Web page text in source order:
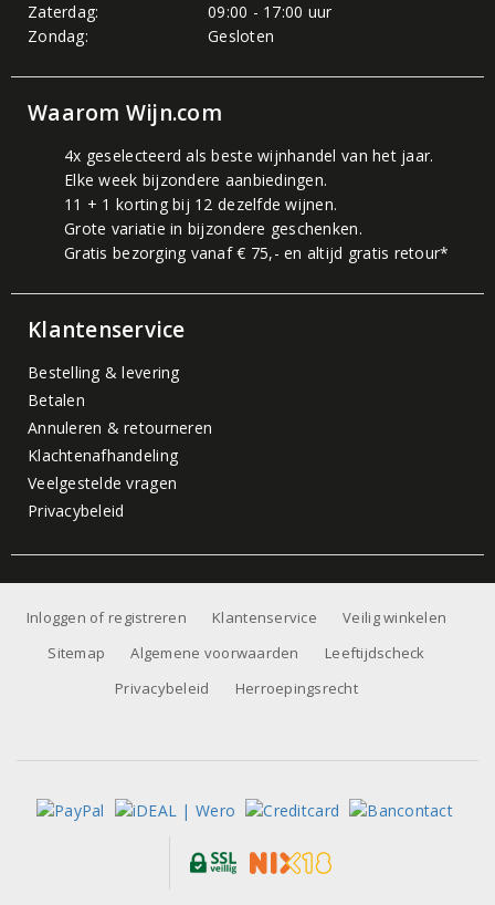
Zaterdag:
09:00 - 17:00 uur
Zondag:
Gesloten
Waarom Wijn.com
4x geselecteerd als beste wijnhandel van het jaar.
Elke week bijzondere aanbiedingen.
11 + 1 korting bij 12 dezelfde wijnen.
Grote variatie in bijzondere geschenken.
Gratis bezorging vanaf € 75,- en altijd gratis retour*
Klantenservice
Bestelling & levering
Betalen
Annuleren & retourneren
Klachtenafhandeling
Veelgestelde vragen
Privacybeleid
Inloggen of registreren Klantenservice
Veilig winkelen
Sitemap
Algemene voorwaarden
Leeftijdscheck
Privacybeleid
Herroepingsrecht